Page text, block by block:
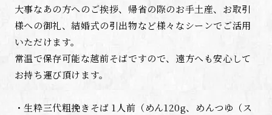
大事なあの方へのご挨拶、帰省の際のお手土産、お取引
様への御礼、結婚式の引出物など様々なシーンでご活用
いただけます。
常温で保存可能な越前そばですので、遠方へも安心して
お持ち運び頂けます。
・生粋三代粗挽きそば 1人前（めん120g、めんつゆ（ス